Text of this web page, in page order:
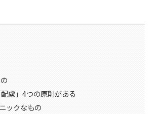
慮」4つの原則がある
ックなもの